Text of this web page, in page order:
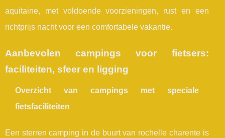
aquitaine, met voldoende voorzieningen, rust en een
richtprijs nacht voor een comfortabele vakantie.
Aanbevolen campings voor fietsers:
faciliteiten, sfeer en ligging
Overzicht van campings met speciale
fietsfaciliteiten
Een sterren camping in de buurt van rochelle charente is